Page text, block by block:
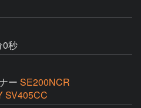
0秒
ー SE200NCR
SV405CC